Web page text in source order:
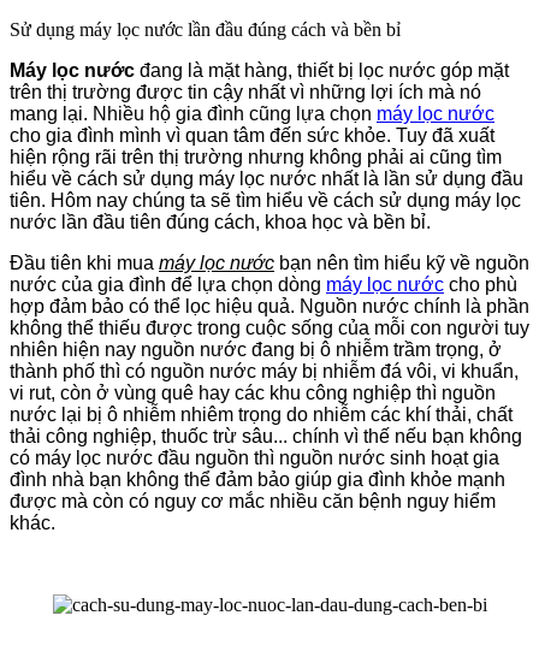
Sử dụng máy lọc nước lần đầu đúng cách và bền bỉ
Máy lọc nước đang là mặt hàng, thiết bị lọc nước góp mặt
trên thị trường được tin cậy nhất vì những lợi ích mà nó
mang lại. Nhiều hộ gia đình cũng lựa chọn máy lọc nước
cho gia đình mình vì quan tâm đến sức khỏe. Tuy đã xuất
hiện rộng rãi trên thị trường nhưng không phải ai cũng tìm
hiểu về cách sử dụng máy lọc nước nhất là lần sử dụng đầu
tiên. Hôm nay chúng ta sẽ tìm hiểu về cách sử dụng máy lọc
nước lần đầu tiên đúng cách, khoa học và bền bỉ.
Đầu tiên khi mua máy lọc nước bạn nên tìm hiểu kỹ về nguồn
nước của gia đình để lựa chọn dòng máy lọc nước cho phù
hợp đảm bảo có thể lọc hiệu quả. Nguồn nước chính là phần
không thể thiếu được trong cuộc sống của mỗi con người tuy
nhiên hiện nay nguồn nước đang bị ô nhiễm trầm trọng, ở
thành phố thì có nguồn nước máy bị nhiễm đá vôi, vi khuẩn,
vi rut, còn ở vùng quê hay các khu công nghiệp thì nguồn
nước lại bị ô nhiễm nhiêm trọng do nhiễm các khí thải, chất
thải công nghiệp, thuốc trừ sâu... chính vì thế nếu bạn không
có máy lọc nước đầu nguồn thì nguồn nước sinh hoạt gia
đình nhà bạn không thể đảm bảo giúp gia đình khỏe mạnh
được mà còn có nguy cơ mắc nhiều căn bệnh nguy hiểm
khác.